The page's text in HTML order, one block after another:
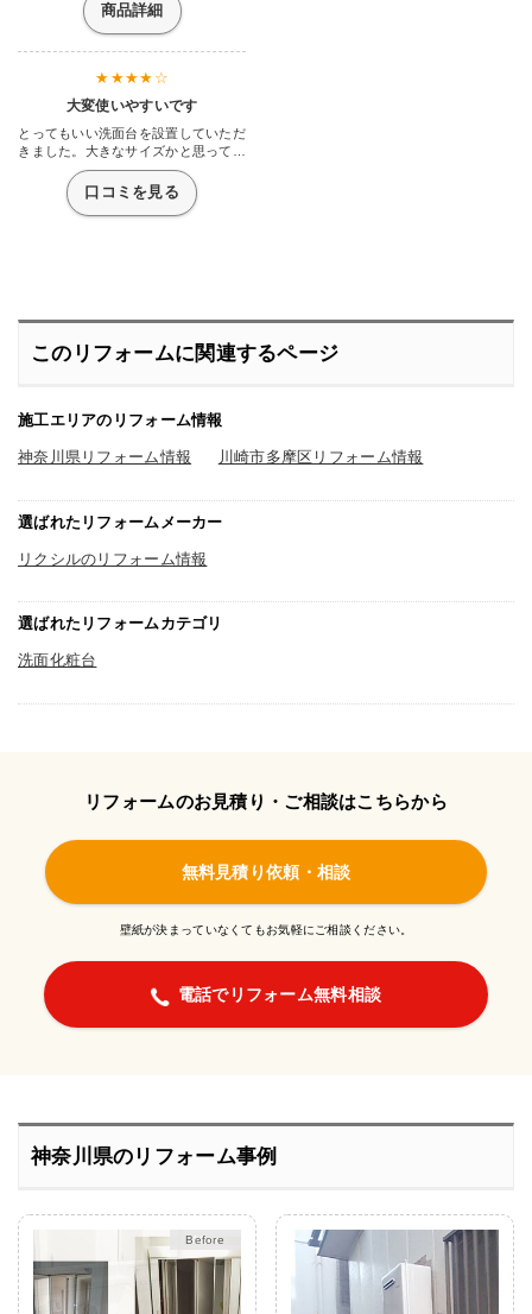
商品詳細
大変使いやすいです
とってもいい洗面台を設置していただ
きました。大きなサイズかと思ってい
ましたが、それほど大きくもなくちょ
うどいい感じです。あんなに錆びつい
て黄ばんでいた洗面台が大きな鏡も付
いてそれに、収納もたくさん増えまし
に負担がなくて助かっています。
口コミを見る
このリフォームに関連するページ
施工エリアのリフォーム情報
神奈川県リフォーム情報 川崎市多摩区リフォーム情報
選ばれたリフォームメーカー
リクシルのリフォーム情報
選ばれたリフォームカテゴリ
洗面化粧台
リフォームのお見積り・ご相談はこちらから
無料見積り依頼・相談
壁紙が決まっていなくてもお気軽にご相談ください。
電話でリフォーム無料相談
神奈川県のリフォーム事例
After